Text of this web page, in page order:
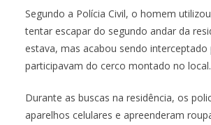
Segundo a Polícia Civil, o homem
tentar escapar do segundo andar da
estava, mas acabou sendo interceptado
participavam do cerco montado no local.
Durante as buscas na residência, os
aparelhos celulares e apreenderam